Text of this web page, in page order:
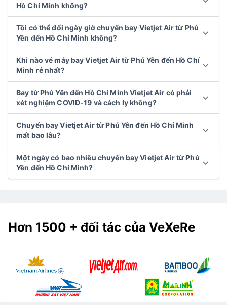
Hồ Chí Minh không?
Tôi có thể đổi ngày giờ chuyến bay Vietjet Air từ Phú
Yên đến Hồ Chí Minh không?
Khi nào vé máy bay Vietjet Air từ Phú Yên đến Hồ Chí
Minh rẻ nhất?
Bay từ Phú Yên đến Hồ Chí Minh Vietjet Air có phải
xét nghiệm COVID-19 và cách ly không?
Chuyến bay Vietjet Air từ Phú Yên đến Hồ Chí Minh
mất bao lâu?
Một ngày có bao nhiêu chuyến bay Vietjet Air từ Phú
Yên đến Hồ Chí Minh?
Hơn 1500 + đối tác của VeXeRe